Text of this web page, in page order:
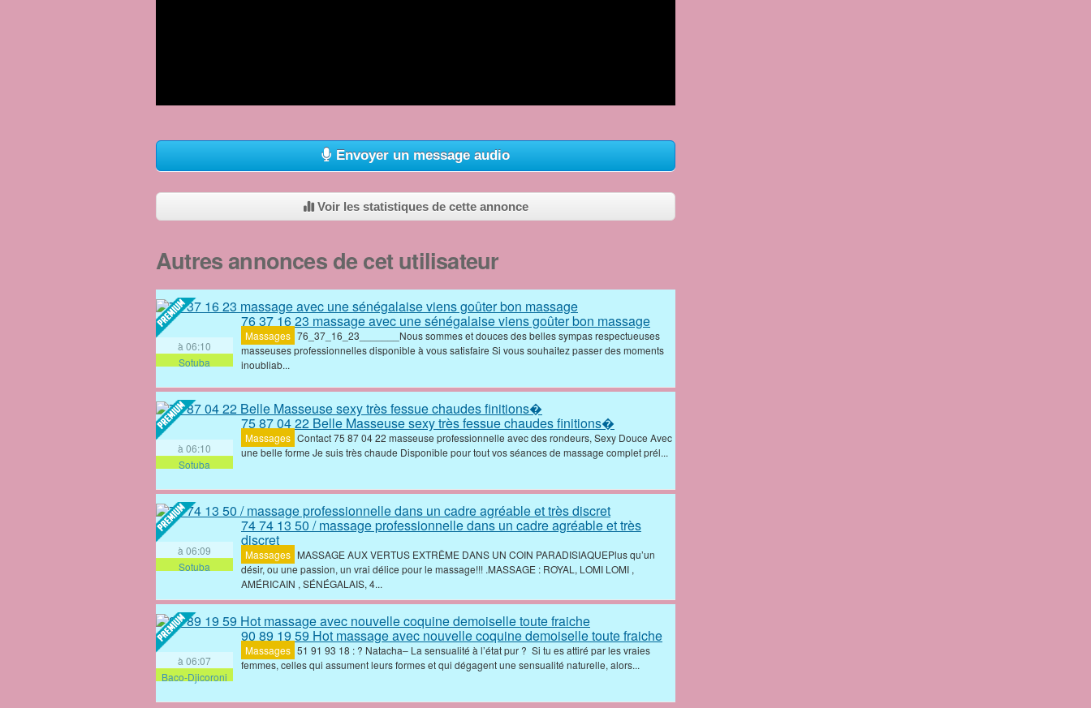
Envoyer un message audio
Voir les statistiques de cette annonce
Autres annonces de cet utilisateur
à 06:10
Sotuba
76 37 16 23 massage avec une sénégalaise viens goûter bon massage
Massages ‎76_37_16_23_______Nous sommes et douces des belles sympas respectueuses
masseuses professionnelles disponible à vous satisfaire Si vous souhaitez passer des moments
inoubliab...
à 06:10
Sotuba
75 87 04 22 Belle Masseuse sexy très fessue chaudes finitions�
Massages Contact 75 87 04 22 ‎masseuse professionnelle avec des rondeurs, Sexy Douce Avec
une belle forme Je suis très chaude Disponible pour tout vos séances de massage complet prél...
à 06:09
Sotuba
74 74 13 50 / massage professionnelle dans un cadre agréable et très
discret
Massages MASSAGE AUX VERTUS EXTRÊME DANS UN COIN PARADISIAQUEPlus qu’un
désir, ou une passion, un vrai délice pour le massage!!! .MASSAGE : ROYAL, LOMI LOMI ,
AMÉRICAIN , SÉNÉGALAIS, 4...
à 06:07
Baco-Djicoroni
90 89 19 59 Hot massage avec nouvelle coquine demoiselle toute fraiche
Massages ‎51 91 93 18 : ? Natacha– La sensualité à l’état pur ? Si tu es attiré par les vraies
femmes, celles qui assument leurs formes et qui dégagent une sensualité naturelle, alors...